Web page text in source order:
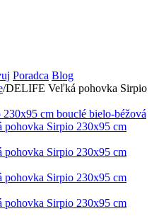
Poradca Blog
/DELIFE Veľká pohovka Sirpio